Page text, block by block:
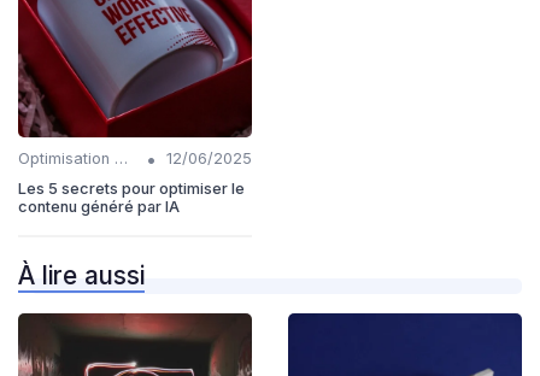
Optimisation du contenu généré par IA •
12/06/2025
Les 5 secrets pour optimiser le
contenu généré par IA
À lire aussi